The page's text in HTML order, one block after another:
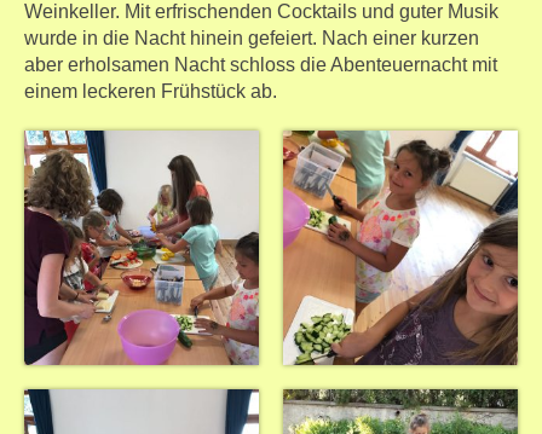
Weinkeller. Mit erfrischenden Cocktails und guter Musik
wurde in die Nacht hinein gefeiert. Nach einer kurzen
aber erholsamen Nacht schloss die Abenteuernacht mit
einem leckeren Frühstück ab.